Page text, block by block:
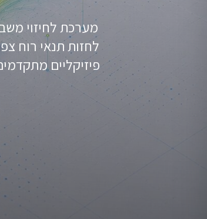
מערכת לחיזוי
לחזות תנאי רוח
פיזיקליים